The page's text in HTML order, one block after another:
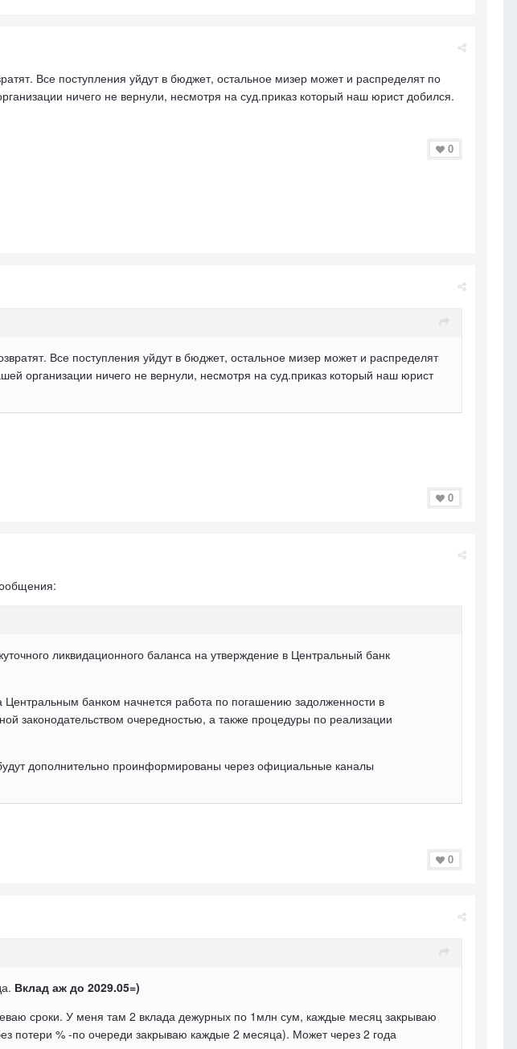
Все поступления уйдут в бюджет, остальное мизер может и распределят по
ничего не вернули, несмотря на суд.приказ который наш юрист добился.
0
Все поступления уйдут в бюджет, остальное мизер может и распределят
организации ничего не вернули, несмотря на суд.приказ который наш юрист
0
ликвидационного баланса на утверждение в Центральный банк
банком начнется работа по погашению задолженности в
законодательством очередностью, а также процедуры по реализации
дополнительно проинформированы через официальные каналы
0
Вклад аж до 2029.05=)
сроки. У меня там 2 вклада дежурных по 1млн сум, каждые месяц закрываю
потери % -по очереди закрываю каждые 2 месяца). Может через 2 года